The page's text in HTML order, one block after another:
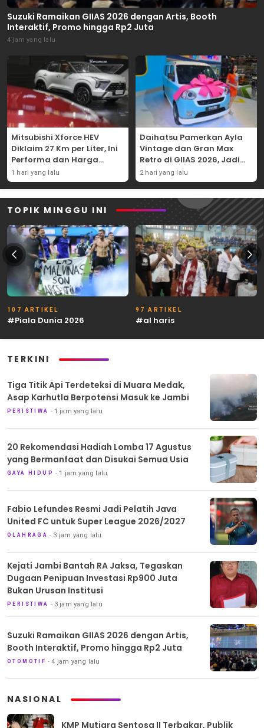
Suzuki Ramaikan GIIAS 2026 dengan Artis, Booth
Interaktif, Promo hingga Rp2 Juta
4 jam yang lalu
Mitsubishi Xforce HEV
Diklaim 27 Km per Liter, Ini
Performa dan Harga
Terbarunya
1 hari yang lalu
Daihatsu Pamerkan Ayla
Vintage dan Gran Max
Retro di GIIAS 2026, Jadi
Hadiah Undian
2 hari yang lalu
TOPIK MINGGU INI
107 ARTIKEL
#Piala Dunia 2026
97 ARTIKEL
#al haris
TERKINI
Tiga Titik Api Terdeteksi di Muara Medak,
Asap Karhutla Berpotensi Masuk ke Jambi
PERISTIWA 1 jam yang lalu
20 Rekomendasi Hadiah Lomba 17 Agustus
yang Bermanfaat dan Disukai Semua Usia
GAYA HIDUP 1 jam yang lalu
Fabio Lefundes Resmi Jadi Pelatih Java
United FC untuk Super League 2026/2027
OLAHRAGA 3 jam yang lalu
Kejati Jambi Bantah RA Jaksa, Tegaskan
Dugaan Penipuan Investasi Rp900 Juta
Bukan Urusan Institusi
PERISTIWA 3 jam yang lalu
Suzuki Ramaikan GIIAS 2026 dengan Artis,
Booth Interaktif, Promo hingga Rp2 Juta
OTOMOTIF 4 jam yang lalu
NASIONAL
KMP Mutiara Sentosa II Terbakar, Publik